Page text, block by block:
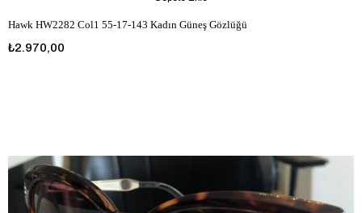
Hawk HW2282 Col1 55-17-143 Kadın Güneş Gözlüğü
₺2.970,00